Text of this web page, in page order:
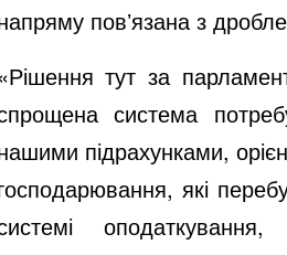
повʼязана з
тут за
система
підрахунками,
які